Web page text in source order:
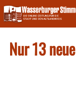
Skip
to
content
Nur 13